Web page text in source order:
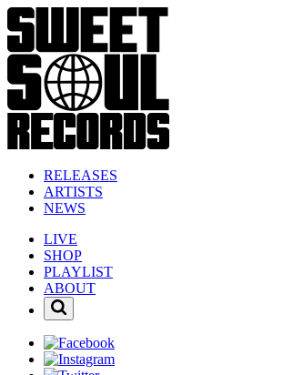
RELEASES
ARTISTS
NEWS
LIVE
SHOP
PLAYLIST
ABOUT